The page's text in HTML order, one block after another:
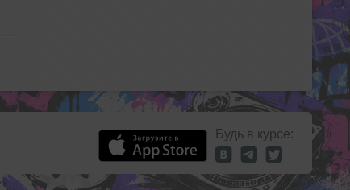
Будь в курсе: